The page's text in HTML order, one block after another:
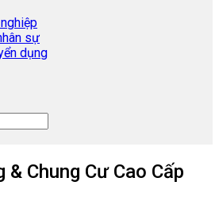
sự
dụng
& Chung Cư Cao Cấp